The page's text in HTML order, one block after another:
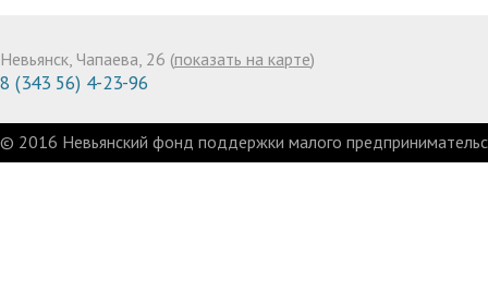
Невьянск, Чапаева, 26 (показать на карте)
8 (343 56) 4-23-96
© 2016 Невьянский фонд поддержки малого